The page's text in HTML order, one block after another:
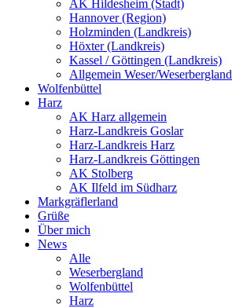
AK Hildesheim (Stadt)
Hannover (Region)
Holzminden (Landkreis)
Höxter (Landkreis)
Kassel / Göttingen (Landkreis)
Allgemein Weser/Weserbergland
Wolfenbüttel
Harz
AK Harz allgemein
Harz-Landkreis Goslar
Harz-Landkreis Harz
Harz-Landkreis Göttingen
AK Stolberg
AK Ilfeld im Südharz
Markgräflerland
Grüße
Über mich
News
Alle
Weserbergland
Wolfenbüttel
Harz